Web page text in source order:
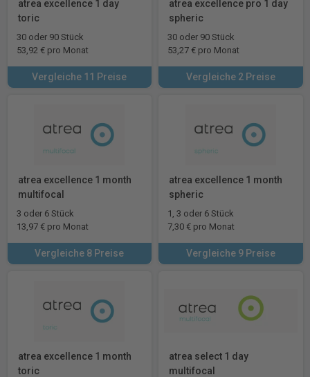
atrea excellence 1 day
toric
30 oder 90 Stück
53,92 € pro Monat
Vergleiche 11 Preise
atrea excellence pro 1 day
spheric
30 oder 90 Stück
53,27 € pro Monat
Vergleiche 2 Preise
atrea excellence 1 month
multifocal
3 oder 6 Stück
13,97 € pro Monat
Vergleiche 8 Preise
atrea excellence 1 month
spheric
1, 3 oder 6 Stück
7,30 € pro Monat
Vergleiche 9 Preise
atrea excellence 1 month
toric
atrea select 1 day
multifocal